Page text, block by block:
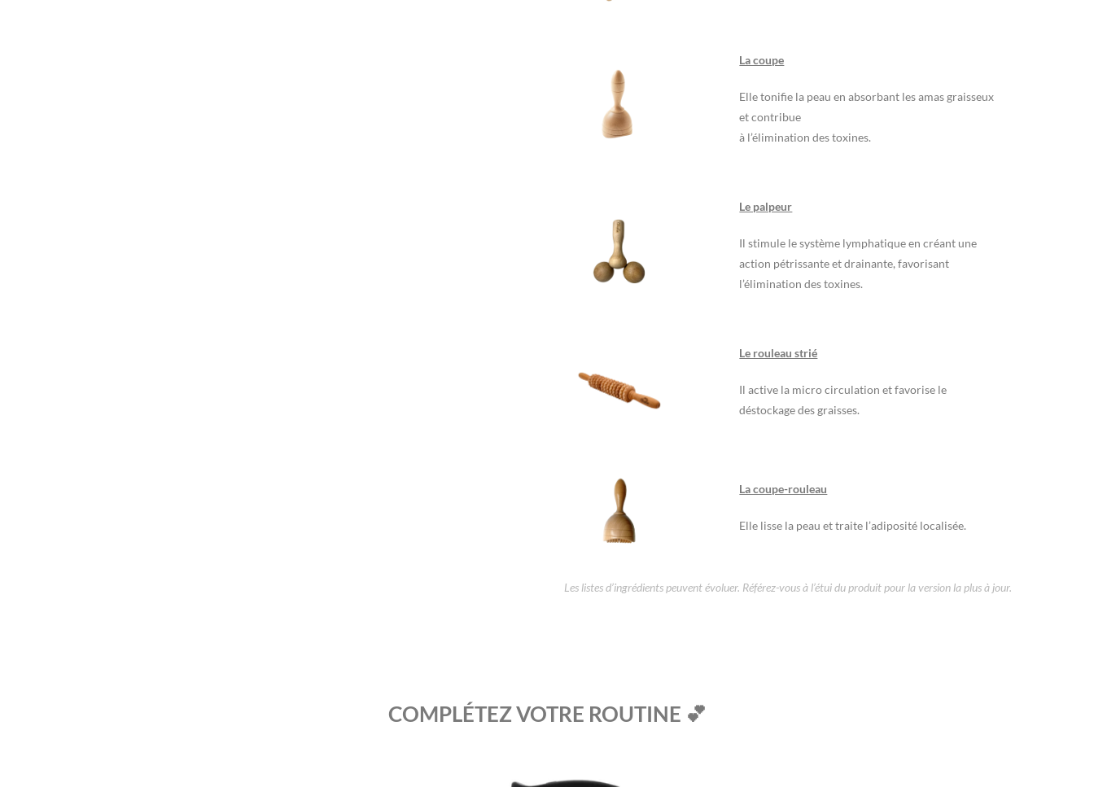
La coupe
Elle tonifie la peau en absorbant les amas graisseux
et contribue
à l’élimination des toxines.
Le palpeur
Il stimule le système lymphatique en créant une
action pétrissante et drainante, favorisant
l’élimination des toxines.
Le rouleau strié
Il active la micro circulation et favorise le
déstockage des graisses.
La coupe-rouleau
Elle lisse la peau et traite l’adiposité localisée.
Les listes d’ingrédients peuvent évoluer. Référez-vous à l’étui du produit pour la version la plus à jour.
COMPLÉTEZ VOTRE ROUTINE 💕